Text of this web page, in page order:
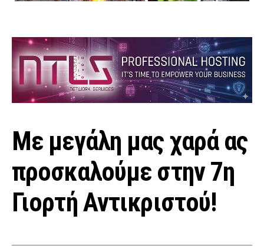
Με μεγάλη μας χαρά ας
προσκαλούμε στην 7η
Γιορτή Αντικριστού!